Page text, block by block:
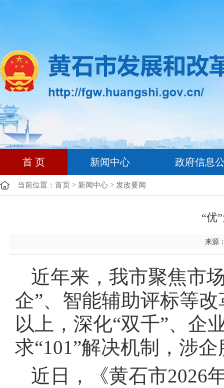
首 页 新闻中心 政府信息
当前位置： 首页 > 新闻中心 > 发改要闻
“优
来源
近年来，我市聚焦市
企”、智能辅助评标等
以上，深化“双千”、企
求“101”解决机制，涉
近日，《黄石市2026